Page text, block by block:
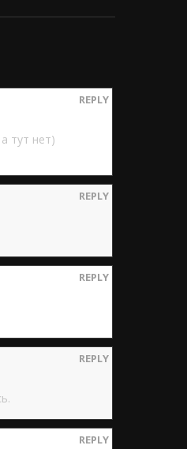
REPLY
тут нет)
REPLY
REPLY
REPLY
REPLY